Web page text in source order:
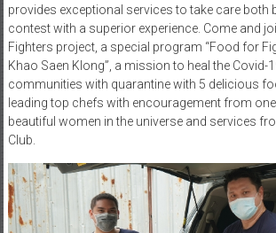
provides exceptional services to take care both
contest with a superior experience. Come and
Fighters project, a special program “Food for
Khao Saen Klong”, a mission to heal the Covid-
communities with quarantine with 5 delicious
leading top chefs with encouragement from
beautiful women in the universe and services
Club.